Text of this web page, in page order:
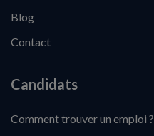
Blog
Contact
Candidats
Comment trouver un emploi ?